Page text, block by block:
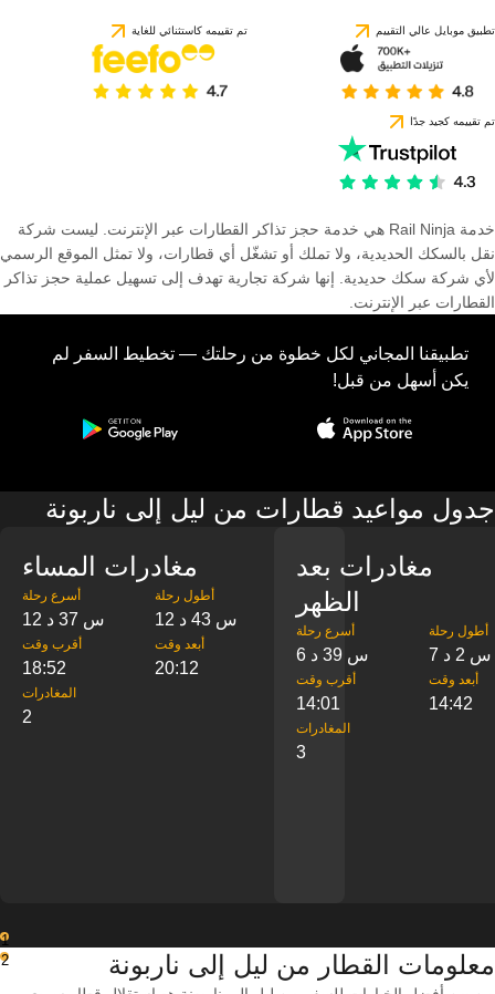
تطبيق موبايل عالي التقييم تم تقييمه كاستثنائي للغاية
تم تقييمه كجيد جدًا
خدمة Rail Ninja هي خدمة حجز تذاكر القطارات عبر الإنترنت. ليست شركة
نقل بالسكك الحديدية، ولا تملك أو تشغّل أي قطارات، ولا تمثل الموقع الرسمي
لأي شركة سكك حديدية. إنها شركة تجارية تهدف إلى تسهيل عملية حجز تذاكر
القطارات عبر الإنترنت.
تطبيقنا المجاني لكل خطوة من رحلتك — تخطيط السفر لم
يكن أسهل من قبل!
جدول مواعيد قطارات من ليل إلى ناربونة
مغادرات المساء
‎أسرع رحلة
12 س 37 د
‎أطول رحلة
12 س 43 د
‎أقرب وقت
18:52
‎أبعد وقت
20:12
‎المغادرات
2
مغادرات بعد
الظهر
‎أسرع رحلة
6 س 39 د
‎أطول رحلة
7 س 2 د
‎أقرب وقت
14:01
‎أبعد وقت
14:42
‎المغادرات
3
1
2
معلومات القطار من ‎ليل إلى ‎ناربونة